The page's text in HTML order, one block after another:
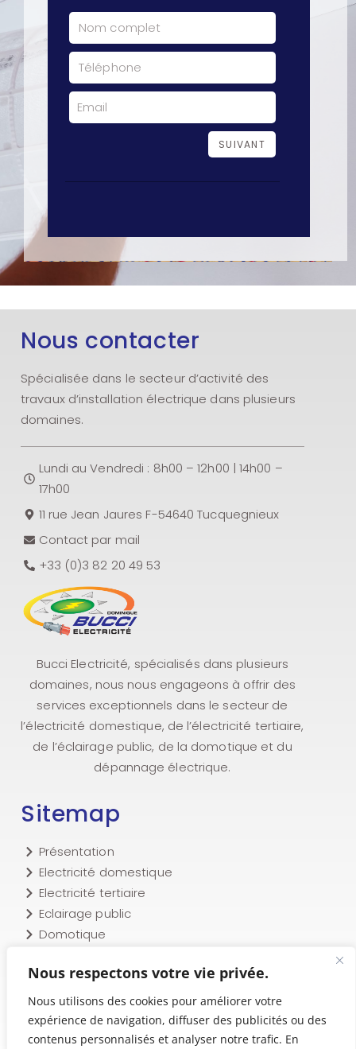
Nous respectons votre vie privée.
Nous utilisons des cookies pour améliorer votre
expérience de navigation, diffuser des publicités ou des
contenus personnalisés et analyser notre trafic. En
SUIVANT
Nous contacter
Spécialisée dans le secteur d’activité des
travaux d’installation électrique dans plusieurs
domaines.
Lundi au Vendredi : 8h00 – 12h00 | 14h00 –
17h00
11 rue Jean Jaures F-54640 Tucquegnieux
Contact par mail
+33 (0)3 82 20 49 53
Bucci Electricité, spécialisés dans plusieurs
domaines, nous nous engageons à offrir des
services exceptionnels dans le secteur de
l’électricité domestique, de l’électricité tertiaire,
de l’éclairage public, de la domotique et du
dépannage électrique.
Sitemap
Présentation
Electricité domestique
Electricité tertiaire
Eclairage public
Domotique
Equipements
Dépannage
Nos réalisations
Contact